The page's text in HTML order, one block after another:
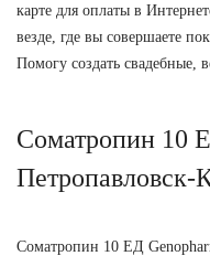
карте для оплаты в
везде, где вы совершаете
Помогу создать свадебные,
Соматропин 10
Петропавловск-
Соматропин 10 ЕД